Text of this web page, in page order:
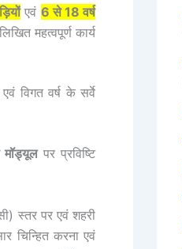
एवं 6 से 18 वर्ष
महत्वपूर्ण कार्य
विगत वर्ष के सर्वे
मॉड्यूलपर प्रविष्टि
स्तर पर एवं शहरी
चिन्हित करना एवं